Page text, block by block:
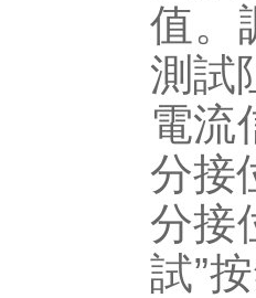
值。
測試
電流
分接
分接
試”